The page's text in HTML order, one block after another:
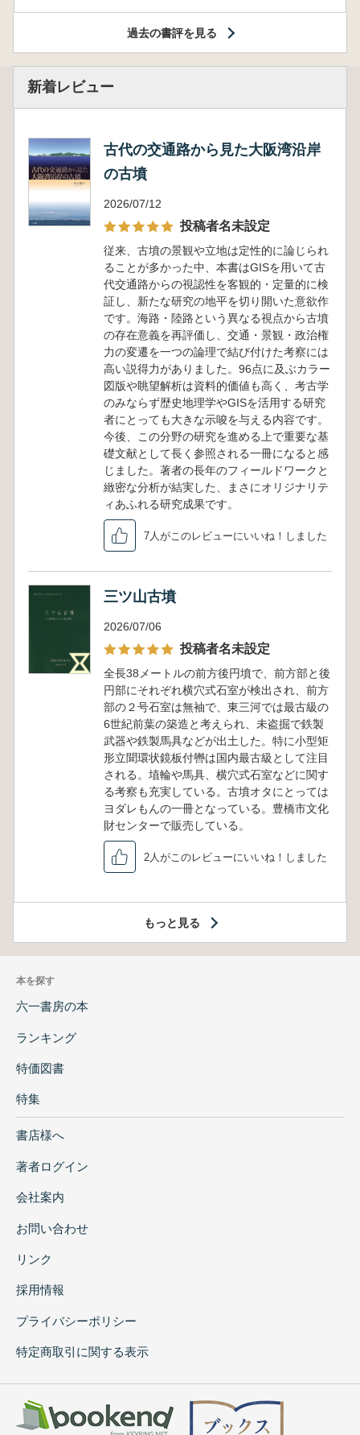
過去の書評を見る
新着レビュー
古代の交通路から見た大阪湾沿岸
の古墳
2026/07/12
投稿者名未設定
従来、古墳の景観や立地は定性的に論じられ
ることが多かった中、本書はGISを用いて古
代交通路からの視認性を客観的・定量的に検
証し、新たな研究の地平を切り開いた意欲作
です。海路・陸路という異なる視点から古墳
の存在意義を再評価し、交通・景観・政治権
力の変遷を一つの論理で結び付けた考察には
高い説得力がありました。96点に及ぶカラー
図版や眺望解析は資料的価値も高く、考古学
のみならず歴史地理学やGISを活用する研究
者にとっても大きな示唆を与える内容です。
今後、この分野の研究を進める上で重要な基
礎文献として長く参照される一冊になると感
じました。著者の長年のフィールドワークと
緻密な分析が結実した、まさにオリジナリテ
ィあふれる研究成果です。
7人がこのレビューにいいね！しました
三ツ山古墳
2026/07/06
投稿者名未設定
全長38メートルの前方後円墳で、前方部と後
円部にそれぞれ横穴式石室が検出され、前方
部の２号石室は無袖で、東三河では最古級の
6世紀前葉の築造と考えられ、未盗掘で鉄製
武器や鉄製馬具などが出土した。特に小型矩
形立聞環状鏡板付轡は国内最古級として注目
される。埴輪や馬具、横穴式石室などに関す
る考察も充実している。古墳オタにとっては
ヨダレもんの一冊となっている。豊橋市文化
財センターで販売している。
2人がこのレビューにいいね！しました
もっと見る
本を探す
六一書房の本
ランキング
特価図書
特集
書店様へ
著者ログイン
会社案内
お問い合わせ
リンク
採用情報
プライバシーポリシー
特定商取引に関する表示